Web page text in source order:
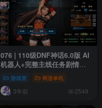
076 | 110级DNF神话6.0版 AI
机器人+完整主线任务剧情，
带攻略及视频教程
游戏类 网游单机
3年前 2549